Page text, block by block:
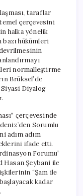
taraflar
çerçevesini
halka yönelik
bazı hükümleri
devrilmesinin
normalleştirme
Brüksel’de
Diyalog
çerçevesinde
Sorumlu
adım adım
ifade etti.
Forumu”
Hasan Şeybani ile
“Şam ile
kadar